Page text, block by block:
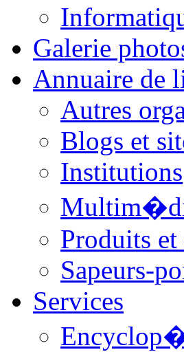
Galerie
Annuaire de
Autres
Blogs et
Institutions
Produits et
Sapeurs-
Services